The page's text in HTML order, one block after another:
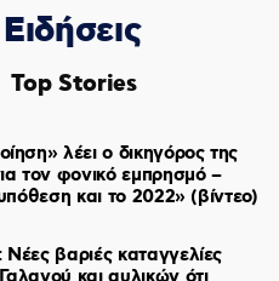
Top Stories
λέει ο δικηγόρος της
τον φονικό εμπρησμό –
και το 2022» (βίντεο)
βαριές καταγγελίες